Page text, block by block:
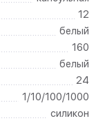
12
белый
160
белый
24
1/10/100/1000
силикон